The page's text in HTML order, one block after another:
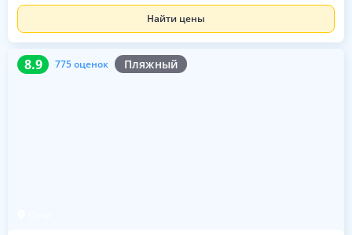
Найти цены
8.9 775 оценок Пляжный
8.9 775 оценок